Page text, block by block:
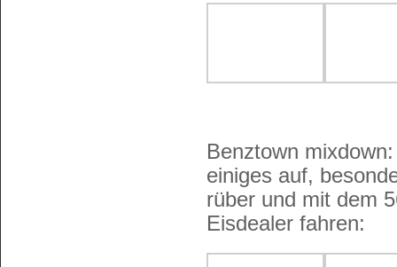
Benztown
einiges auf,
rüber und mit dem
Eisdealer fahren: